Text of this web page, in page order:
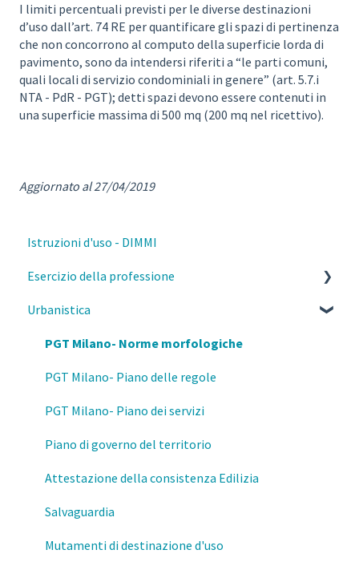
I limiti percentuali previsti per le diverse destinazioni
d’uso dall’art. 74 RE per quantificare gli spazi di pertinenza
che non concorrono al computo della superficie lorda di
pavimento, sono da intendersi riferiti a “le parti comuni,
quali locali di servizio condominiali in genere” (art. 5.7.i
NTA - PdR - PGT); detti spazi devono essere contenuti in
una superficie massima di 500 mq (200 mq nel ricettivo).
Aggiornato al 27/04/2019
Istruzioni d'uso - DIMMI
Esercizio della professione
Parcelle, contratti e diritto civile
Deontologia
Responsabilità del professionista
Privacy e GDPR
Fisco
Prevenzione e Sicurezza Antincendio
Formazione
Urbanistica
PGT Milano- Norme morfologiche
PGT Milano- Piano delle regole
PGT Milano- Piano dei servizi
Piano di governo del territorio
Attestazione della consistenza Edilizia
Salvaguardia
Mutamenti di destinazione d'uso